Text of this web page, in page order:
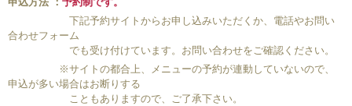
下記予約サイトからお申し込みいただくか、電話やお問い
合わせフォーム
でも受け付けています。お問い合わせをご確認ください。
※サイトの都合上、メニューの予約が連動していないので、
申込が多い場合はお断りする
こともありますので、ご了承下さい。